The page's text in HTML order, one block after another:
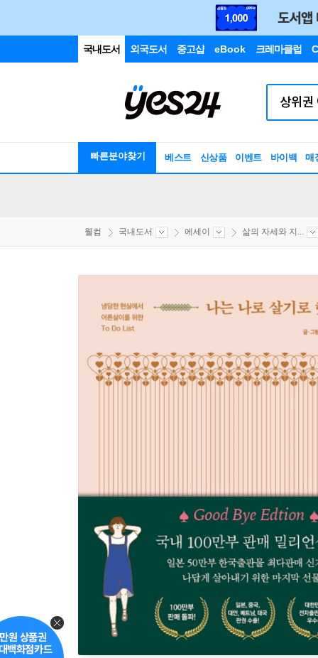
국내도서 외국도서 중고샵 eBook 크레마클럽
빠른분야찾기 베스트 신상품 이벤트 바이백 매
웰컴 국내도서 에세이 삶의 자세와 지...